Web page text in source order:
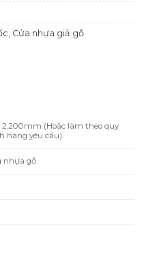
, Cửa nhựa giả gỗ
2.200mm (Hoặc làm theo quy
hàng yêu cầu).
nhựa gỗ